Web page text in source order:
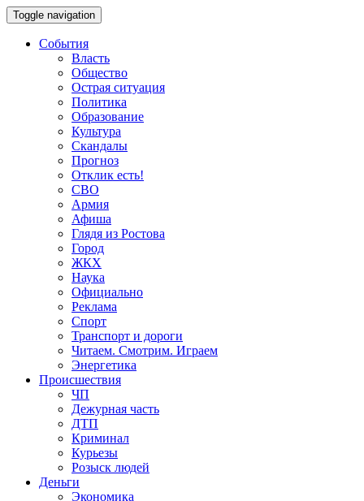
Toggle navigation
События
Власть
Общество
Острая ситуация
Политика
Образование
Культура
Скандалы
Прогноз
Отклик есть!
СВО
Армия
Афиша
Глядя из Ростова
Город
ЖКХ
Наука
Официально
Реклама
Спорт
Транспорт и дороги
Читаем. Смотрим. Играем
Энергетика
Происшествия
ЧП
Дежурная часть
ДТП
Криминал
Курьезы
Розыск людей
Деньги
Экономика